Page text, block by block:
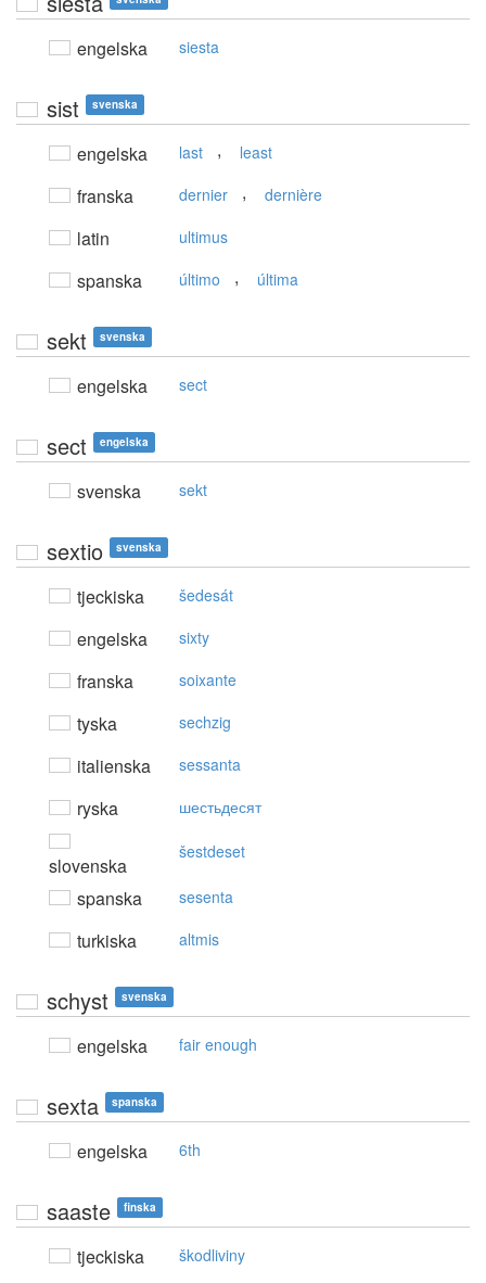
engelska siesta
sist svenska
engelska last , least
franska dernier , dernière
latin ultimus
spanska último , última
sekt svenska
engelska sect
sect engelska
svenska sekt
sextio svenska
tjeckiska šedesát
engelska sixty
franska soixante
tyska sechzig
italienska sessanta
ryska шестьдесят
slovenska
šestdeset
spanska sesenta
turkiska altmis
schyst svenska
engelska fair enough
sexta spanska
engelska 6th
saaste finska
tjeckiska škodliviny